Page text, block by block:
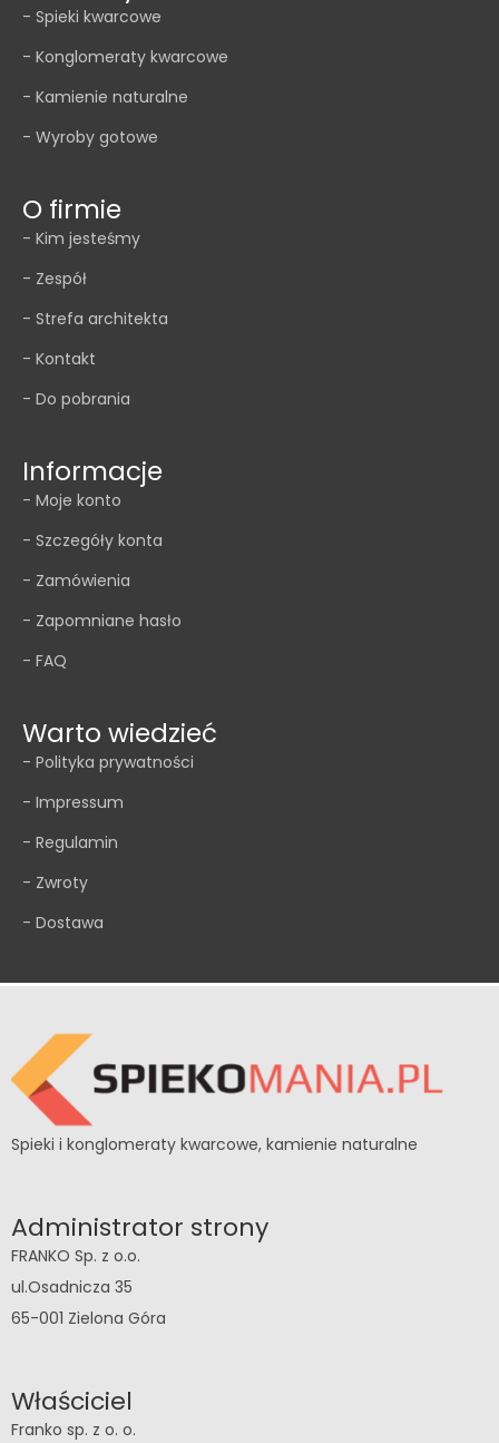
- Spieki kwarcowe
- Konglomeraty kwarcowe
- Kamienie naturalne
- Wyroby gotowe
O firmie
- Kim jesteśmy
- Zespół
- Strefa architekta
- Kontakt
- Do pobrania
Informacje
- Moje konto
- Szczegóły konta
- Zamówienia
- Zapomniane hasło
- FAQ
Warto wiedzieć
- Polityka prywatności
- Impressum
- Regulamin
- Zwroty
- Dostawa
Spieki i konglomeraty kwarcowe, kamienie naturalne
Administrator strony
FRANKO Sp. z o.o.
ul.Osadnicza 35
65-001 Zielona Góra
Właściciel
Franko sp. z o. o.